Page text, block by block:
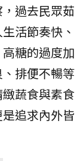
過去民眾茹
活節奏快、
糖的過度加
排便不暢等
蔬食與素食
追求內外皆